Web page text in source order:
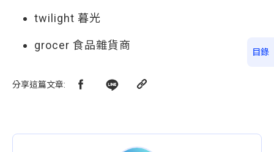
twilight 暮光
grocer 食品雜貨商
分享這篇文章:
目錄